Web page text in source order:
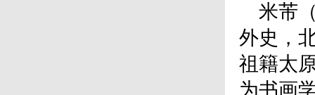
米芾（
外史，
祖籍太
为书画